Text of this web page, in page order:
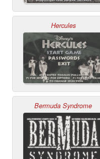
Hercules
Bermuda Syndrome